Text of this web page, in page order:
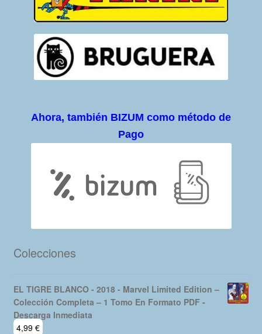
Ahora, también BIZUM como método de
Pago
Colecciones
EL TIGRE BLANCO - 2018 - Marvel Limited Edition –
Colección Completa – 1 Tomo En Formato PDF -
Descarga Inmediata
4,99 €